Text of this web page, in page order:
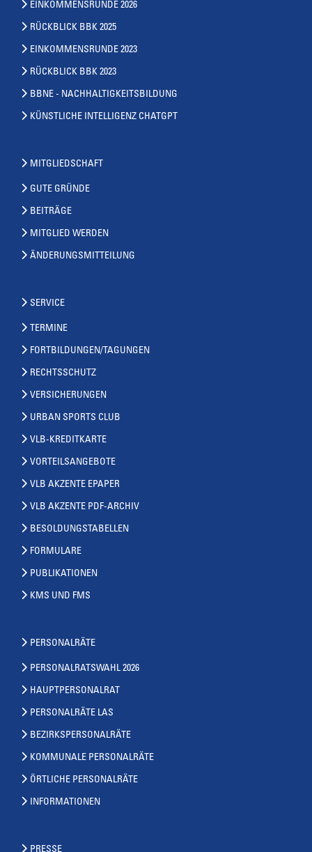
EINKOMMENSRUNDE 2026
RÜCKBLICK BBK 2025
EINKOMMENSRUNDE 2023
RÜCKBLICK BBK 2023
BBNE - NACHHALTIGKEITSBILDUNG
KÜNSTLICHE INTELLIGENZ CHATGPT
MITGLIEDSCHAFT
GUTE GRÜNDE
BEITRÄGE
MITGLIED WERDEN
ÄNDERUNGSMITTEILUNG
SERVICE
TERMINE
FORTBILDUNGEN/TAGUNGEN
RECHTSSCHUTZ
VERSICHERUNGEN
URBAN SPORTS CLUB
VLB-KREDITKARTE
VORTEILSANGEBOTE
VLB AKZENTE EPAPER
VLB AKZENTE PDF-ARCHIV
BESOLDUNGSTABELLEN
FORMULARE
PUBLIKATIONEN
KMS UND FMS
PERSONALRÄTE
PERSONALRATSWAHL 2026
HAUPTPERSONALRAT
PERSONALRÄTE LAS
BEZIRKSPERSONALRÄTE
KOMMUNALE PERSONALRÄTE
ÖRTLICHE PERSONALRÄTE
INFORMATIONEN